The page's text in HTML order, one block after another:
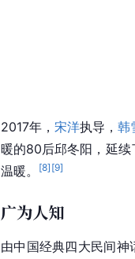
2017年， 宋洋执导， 韩
暖的80后邱冬阳，延续
温暖。
[8] [9]
广为人知
由中国经典四大民间